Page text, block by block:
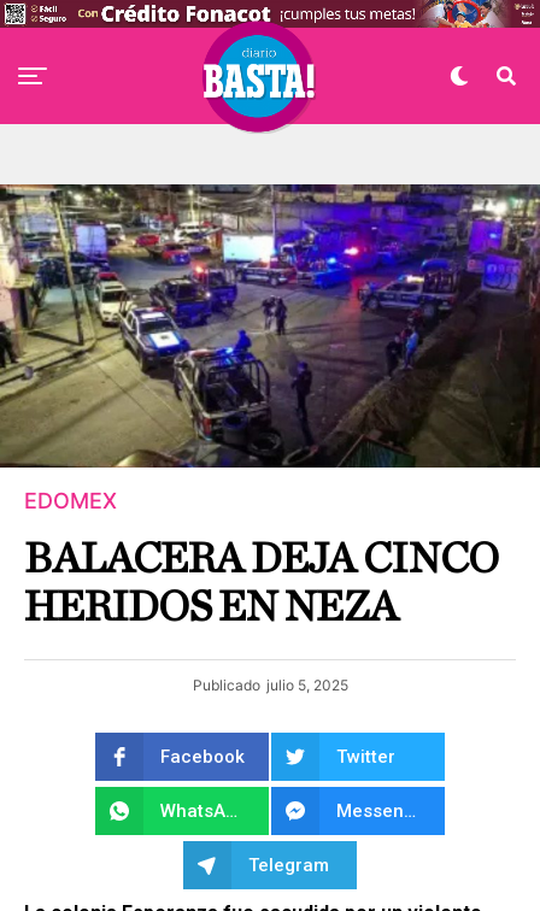
EDOMEX
BALACERA DEJA CINCO
HERIDOS EN NEZA
Publicado julio 5, 2025
Facebook Twitter
WhatsApp Messenger
Telegram